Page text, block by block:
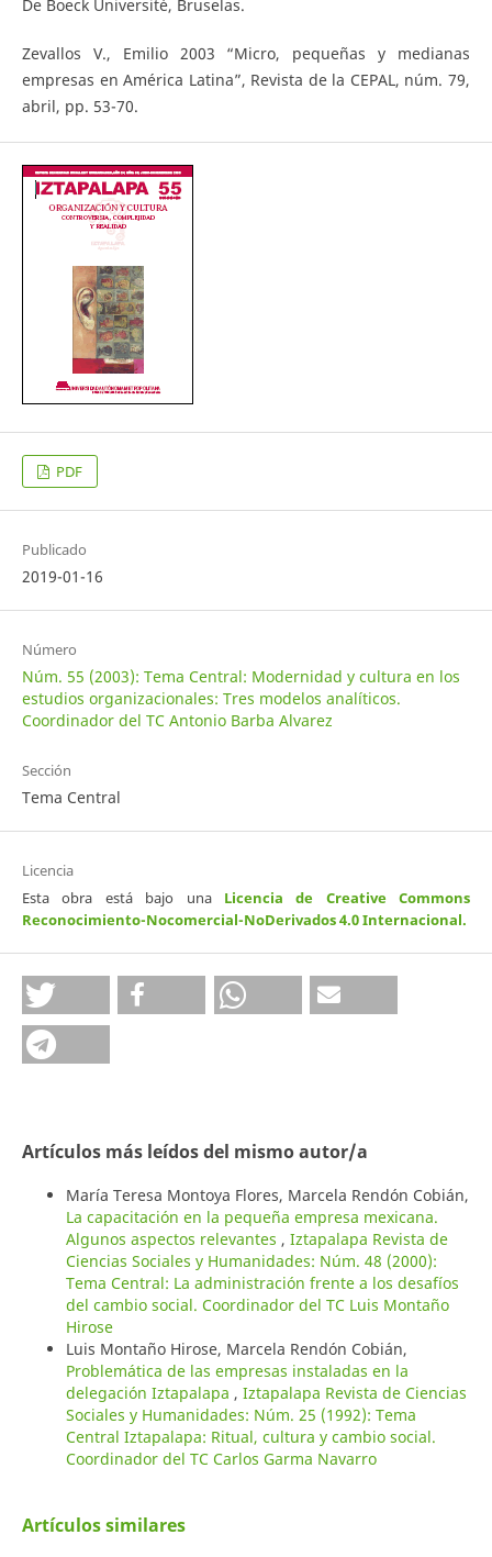
De Boeck Université, Bruselas.
Zevallos V., Emilio 2003 “Micro, pequeñas y medianas
empresas en América Latina”, Revista de la CEPAL, núm. 79,
abril, pp. 53-70.
PDF
Publicado
2019-01-16
Número
Núm. 55 (2003): Tema Central: Modernidad y cultura en los
estudios organizacionales: Tres modelos analíticos.
Coordinador del TC Antonio Barba Alvarez
Sección
Tema Central
Licencia
Esta obra está bajo una Licencia de Creative Commons
Reconocimiento-Nocomercial-NoDerivados 4.0 Internacional.
Artículos más leídos del mismo autor/a
María Teresa Montoya Flores, Marcela Rendón Cobián,
La capacitación en la pequeña empresa mexicana.
Algunos aspectos relevantes , Iztapalapa Revista de
Ciencias Sociales y Humanidades: Núm. 48 (2000):
Tema Central: La administración frente a los desafíos
del cambio social. Coordinador del TC Luis Montaño
Hirose
Luis Montaño Hirose, Marcela Rendón Cobián,
Problemática de las empresas instaladas en la
delegación Iztapalapa , Iztapalapa Revista de Ciencias
Sociales y Humanidades: Núm. 25 (1992): Tema
Central Iztapalapa: Ritual, cultura y cambio social.
Coordinador del TC Carlos Garma Navarro
Artículos similares